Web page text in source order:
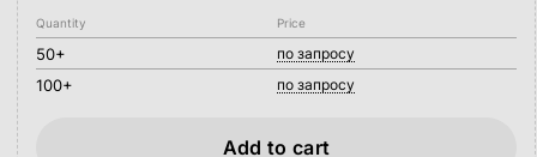
Quantity
50+
100+
Price
по запросу
по запросу
Add to cart